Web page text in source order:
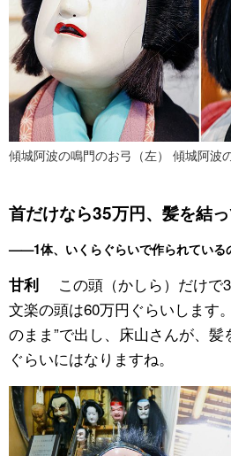
傾城阿波の鳴門のお弓（左） 傾城阿波
首だけなら35万円、髪を結
——1体、いくらぐらいで作られている
甘利
この頭（かしら）だけで
文楽の頭は60万円ぐらいします
のまま”で出し、床山さんが、髪
ぐらいにはなりますね。